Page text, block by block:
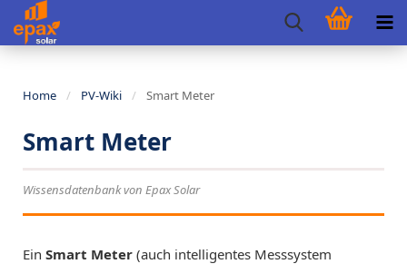
Home / PV-Wiki / Smart Meter
Smart Meter
Wissensdatenbank von Epax Solar
Ein Smart Meter (auch intelligentes Messsystem